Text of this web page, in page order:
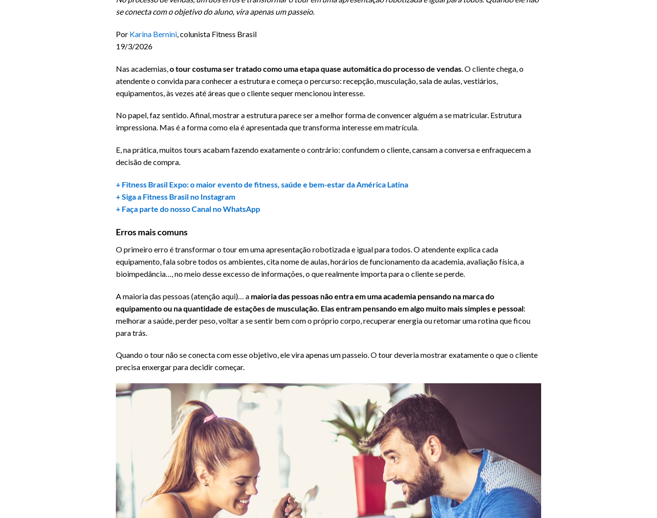
se conecta com o objetivo do aluno, vira apenas um passeio.
Por Karina Bernini , colunista Fitness Brasil
19/3/2026
Nas academias, o tour costuma ser tratado como uma etapa quase automática do processo de vendas . O cliente chega, o
atendente o convida para conhecer a estrutura e começa o percurso: recepção, musculação, sala de aulas, vestiários,
equipamentos, às vezes até áreas que o cliente sequer mencionou interesse.
No papel, faz sentido. Afinal, mostrar a estrutura parece ser a melhor forma de convencer alguém a se matricular. Estrutura
impressiona. Mas é a forma como ela é apresentada que transforma interesse em matrícula.
E, na prática, muitos tours acabam fazendo exatamente o contrário: confundem o cliente, cansam a conversa e enfraquecem a
decisão de compra.
+ Fitness Brasil Expo: o maior evento de fitness, saúde e bem-estar da América Latina
+ Siga a Fitness Brasil no Instagram
+ Faça parte do nosso Canal no WhatsApp
Erros mais comuns
O primeiro erro é transformar o tour em uma apresentação robotizada e igual para todos. O atendente explica cada
equipamento, fala sobre todos os ambientes, cita nome de aulas, horários de funcionamento da academia, avaliação física, a
bioimpedância…, no meio desse excesso de informações, o que realmente importa para o cliente se perde.
A maioria das pessoas (atenção aqui)… a maioria das pessoas não entra em uma academia pensando na marca do
equipamento ou na quantidade de estações de musculação. Elas entram pensando em algo muito mais simples e pessoal:
melhorar a saúde, perder peso, voltar a se sentir bem com o próprio corpo, recuperar energia ou retomar uma rotina que ficou
para trás.
Quando o tour não se conecta com esse objetivo, ele vira apenas um passeio. O tour deveria mostrar exatamente o que o cliente
precisa enxergar para decidir começar.